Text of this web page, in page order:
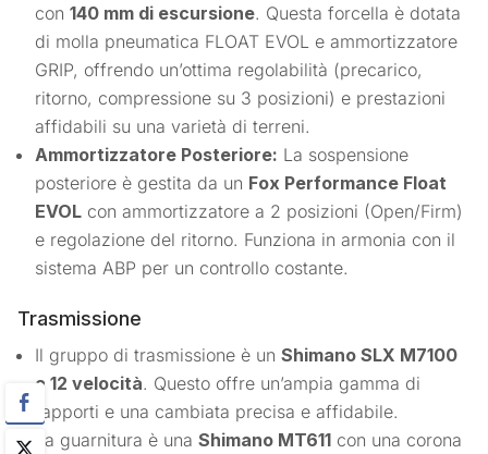
con140 mm di escursione. Questa forcella è dotata
di molla pneumatica FLOAT EVOL e ammortizzatore
GRIP, offrendo un’ottima regolabilità (precarico,
ritorno, compressione su 3 posizioni) e prestazioni
affidabili su una varietà di terreni.
Ammortizzatore Posteriore: La sospensione
posteriore è gestita da un Fox Performance Float
EVOL con ammortizzatore a 2 posizioni (Open/Firm)
e regolazione del ritorno. Funziona in armonia con il
sistema ABP per un controllo costante.
Trasmissione
Il gruppo di trasmissione è unShimano SLX M7100
a 12 velocità. Questo offre un’ampia gamma di
rapporti e una cambiata precisa e affidabile.
La guarnitura è unaShimano MT611 con una corona